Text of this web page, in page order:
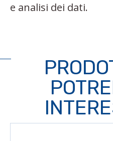
e analisi dei dati.